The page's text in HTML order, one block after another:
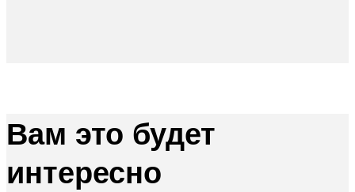
Вам это будет
интересно